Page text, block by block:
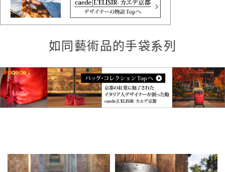
如同藝術品的手袋系列